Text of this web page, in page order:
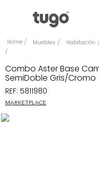
Muebles Habitación
Combo Aster Base
SemiDoble Gris/Cromo
REF: 5811980
MARKETPLACE
Comedor
Sillas
Silla